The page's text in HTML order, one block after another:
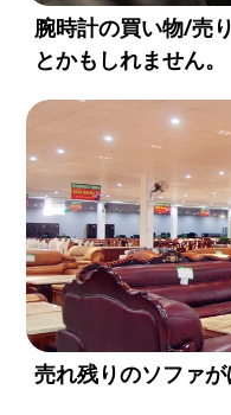
腕時計の買い物/売
とかもしれません。
売れ残りのソファ